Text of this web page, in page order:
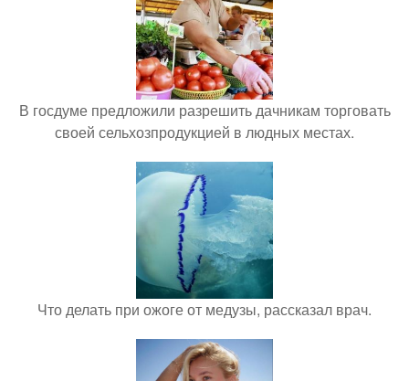
В госдуме предложили разрешить дачникам торговать
своей сельхозпродукцией в людных местах.
Что делать при ожоге от медузы, рассказал врач.